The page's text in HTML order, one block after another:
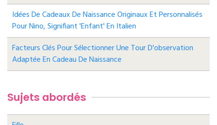
Idées De Cadeaux De Naissance Originaux Et Personnalisés
Pour Nino, Signifiant 'enfant' En Italien
Facteurs Clés Pour Sélectionner Une Tour D'observation
Adaptée En Cadeau De Naissance
Sujets abordés